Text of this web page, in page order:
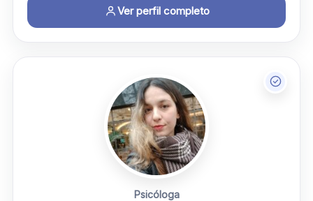
Ver perfil completo
Psicóloga